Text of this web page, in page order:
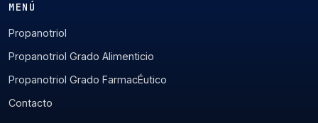
MENÚ
Propanotriol
Propanotriol Grado Alimenticio
Propanotriol Grado FarmacÉutico
Contacto